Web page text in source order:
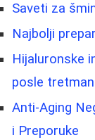
Saveti za
Najbolji
Hijaluronske
posle
Anti-Aging
i Preporuke